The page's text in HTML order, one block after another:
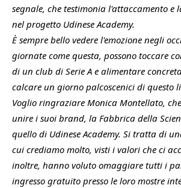
segnale, che testimonia l'attaccamento e
nel progetto Udinese Academy.
È sempre bello vedere l'emozione negli
giornate come questa, possono toccare
di un club di Serie A e alimentare
calcare un giorno palcoscenici di questo
Voglio ringraziare Monica Montellato,
unire i suoi brand, la Fabbrica della
quello di Udinese Academy. Si tratta di
cui crediamo molto, visti i valori che ci
inoltre, hanno voluto omaggiare tutti i
ingresso gratuito presso le loro mostre